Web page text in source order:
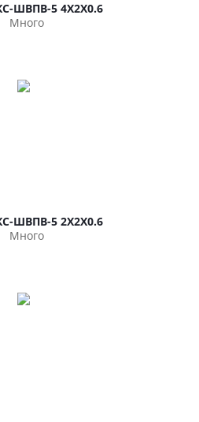
ШВПВ-5 4Х2Х0.6
Много
ШВПВ-5 2Х2Х0.6
Много